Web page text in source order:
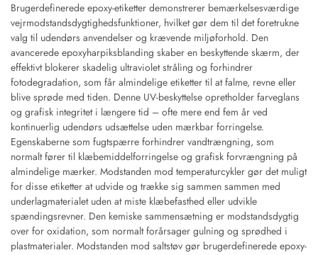
Brugerdefinerede epoxy-etiketter demonstrerer bemærkelsesværdige
vejrmodstandsdygtighedsfunktioner, hvilket gør dem til det foretrukne
valg til udendørs anvendelser og krævende miljøforhold. Den
avancerede epoxyharpiksblanding skaber en beskyttende skærm, der
effektivt blokerer skadelig ultraviolet stråling og forhindrer
fotodegradation, som får almindelige etiketter til at falme, revne eller
blive sprøde med tiden. Denne UV-beskyttelse opretholder farveglans
og grafisk integritet i længere tid – ofte mere end fem år ved
kontinuerlig udendørs udsættelse uden mærkbar forringelse.
Egenskaberne som fugtspærre forhindrer vandtrængning, som
normalt fører til klæbemiddelforringelse og grafisk forvrængning på
almindelige mærker. Modstanden mod temperaturcykler gør det muligt
for disse etiketter at udvide og trække sig sammen sammen med
underlagmaterialet uden at miste klæbefasthed eller udvikle
spændingsrevner. Den kemiske sammensætning er modstandsdygtig
over for oxidation, som normalt forårsager gulning og sprødhed i
plastmaterialer. Modstanden mod saltstøv gør brugerdefinerede epoxy-